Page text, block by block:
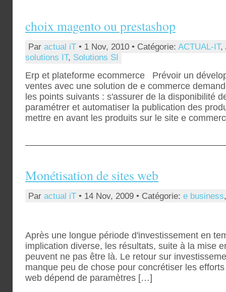
choix magento ou prestashop
Par actual iT • 1 Nov, 2010 • Catégorie: ACTUAL-IT,
solutions IT, Solutions SI
Erp et plateforme ecommerce Prévoir un
ventes avec une solution de e commerce
les points suivants : s'assurer de la disponibilité
paramétrer et automatiser la publication des
mettre en avant les produits sur le site e
Monétisation de sites web
Par actual iT • 14 Nov, 2009 • Catégorie: e business
Après une longue période d'investissement en
implication diverse, les résultats, suite à la mise
peuvent ne pas être là. Le retour sur
manque peu de chose pour concrétiser les
web dépend de paramètres […]